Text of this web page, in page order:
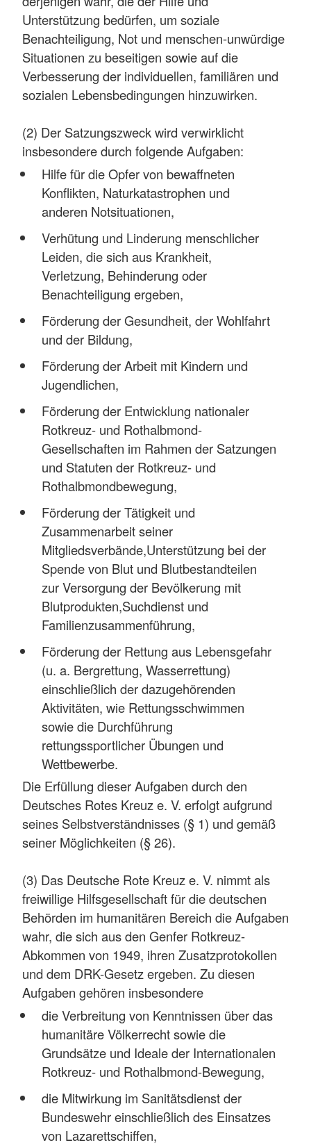
Unterstützung bedürfen, um soziale
Benachteiligung, Not und menschen-unwürdige
Situationen zu beseitigen sowie auf die
Verbesserung der individuellen, familiären und
sozialen Lebensbedingungen hinzuwirken.
(2) Der Satzungszweck wird verwirklicht
insbesondere durch folgende Aufgaben:
Hilfe für die Opfer von bewaffneten
Konflikten, Naturkatastrophen und
anderen Notsituationen,
Verhütung und Linderung menschlicher
Leiden, die sich aus Krankheit,
Verletzung, Behinderung oder
Benachteiligung ergeben,
Förderung der Gesundheit, der Wohlfahrt
und der Bildung,
Förderung der Arbeit mit Kindern und
Jugendlichen,
Förderung der Entwicklung nationaler
Rotkreuz- und Rothalbmond-
Gesellschaften im Rahmen der Satzungen
und Statuten der Rotkreuz- und
Rothalbmondbewegung,
Förderung der Tätigkeit und
Zusammenarbeit seiner
Mitgliedsverbände,Unterstützung bei der
Spende von Blut und Blutbestandteilen
zur Versorgung der Bevölkerung mit
Blutprodukten,Suchdienst und
Familienzusammenführung,
Förderung der Rettung aus Lebensgefahr
(u. a. Bergrettung, Wasserrettung)
einschließlich der dazugehörenden
Aktivitäten, wie Rettungsschwimmen
sowie die Durchführung
rettungssportlicher Übungen und
Wettbewerbe.
Die Erfüllung dieser Aufgaben durch den
Deutsches Rotes Kreuz e. V. erfolgt aufgrund
seines Selbstverständnisses (§ 1) und gemäß
seiner Möglichkeiten (§ 26).
(3) Das Deutsche Rote Kreuz e. V. nimmt als
freiwillige Hilfsgesellschaft für die deutschen
Behörden im humanitären Bereich die Aufgaben
wahr, die sich aus den Genfer Rotkreuz-
Abkommen von 1949, ihren Zusatzprotokollen
und dem DRK-Gesetz ergeben. Zu diesen
Aufgaben gehören insbesondere
die Verbreitung von Kenntnissen über das
humanitäre Völkerrecht sowie die
Grundsätze und Ideale der Internationalen
Rotkreuz- und Rothalbmond-Bewegung,
die Mitwirkung im Sanitätsdienst der
Bundeswehr einschließlich des Einsatzes
von Lazarettschiffen,